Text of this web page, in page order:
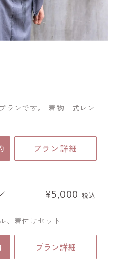
ランです。 着物一式レン
プラン詳細
¥5,000 税込
、着付けセット
プラン詳細